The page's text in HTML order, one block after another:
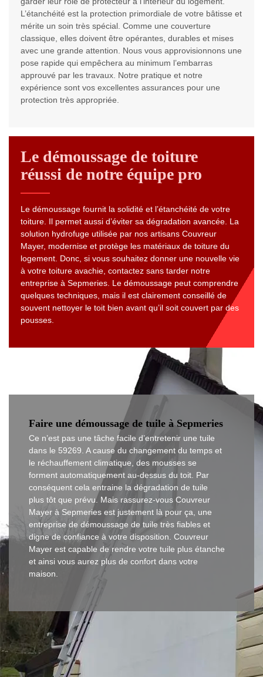
L’étanchéité est la protection primordiale de votre bâtisse et
mérite un soin très spécial. Comme une couverture
classique, elles doivent être opérantes, durables et mises
avec une grande attention. Nous vous approvisionnons une
pose rapide qui empêchera au minimum l’embarras
approuvé par les travaux. Notre pratique et notre
expérience sont vos excellentes assurances pour une
protection très appropriée.
Le démoussage de toiture
réussi de notre équipe pro
Le démoussage fournit la solidité et l’étanchéité de votre
toiture. Il permet aussi d’éviter sa dégradation avancée. La
solution hydrofuge utilisée par nos artisans Couvreur
Mayer, modernise et protège les matériaux de toiture du
logement. Donc, si vous souhaitez donner une nouvelle vie
à votre toiture avachie, contactez sans tarder notre
entreprise à Sepmeries. Le démoussage peut comprendre
quelques techniques, mais il est clairement conseillé de
souvent nettoyer le toit bien avant qu’il soit couvert par des
pousses.
Faire une démoussage de tuile à Sepmeries
Ce n’est pas une tâche facile d’entretenir une tuile
dans le 59269. A cause du changement du temps et
le réchauffement climatique, des mousses se
forment automatiquement au-dessus du toit. Par
conséquent cela entraine la dégradation de tuile
plus tôt que prévu. Mais rassurez-vous Couvreur
Mayer à Sepmeries est justement là pour ça, une
entreprise de démoussage de tuile très fiables et
digne de confiance à votre disposition. Couvreur
Mayer est capable de rendre votre tuile plus étanche
et ainsi vous aurez plus de confort dans votre
maison.